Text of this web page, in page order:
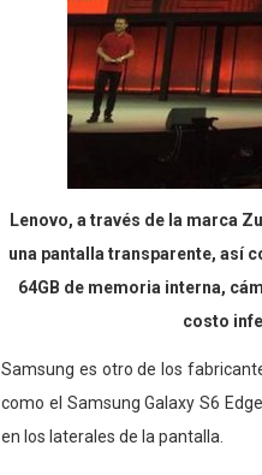
Lenovo, a través de la marca
una pantalla transparente, así
64GB de memoria interna,
costo
Samsung es otro de los
como el Samsung Galaxy S6
en los laterales de la pantalla.